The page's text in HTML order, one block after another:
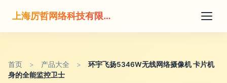
上海厉哲网络科技有限公司
首页 > 产品大全 >
环宇飞扬5346W无线网络摄像机 卡片机
身的全能监控卫士